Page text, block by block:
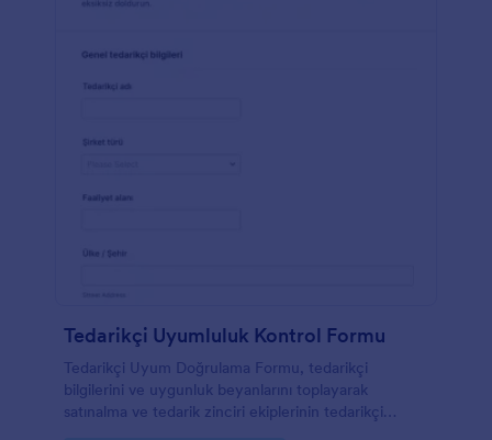
Tedarikçi Uyumluluk Kontrol Formu
Tedarikçi Uyum Doğrulama Formu, tedarikçi
bilgilerini ve uygunluk beyanlarını toplayarak
satınalma ve tedarik zinciri ekiplerinin tedarikçi